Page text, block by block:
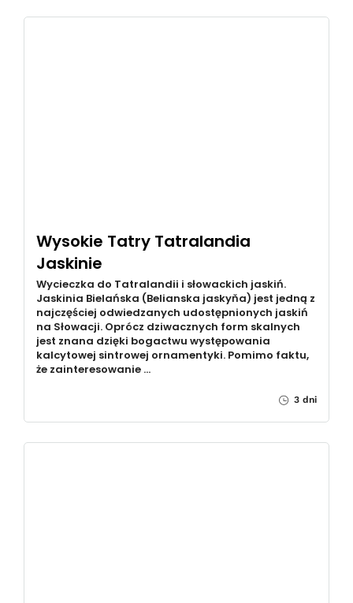
Wysokie Tatry Tatralandia
Jaskinie
Wycieczka do Tatralandii i słowackich jaskiń.
Jaskinia Bielańska (Belianska jaskyňa) jest jedną z
najczęściej odwiedzanych udostępnionych jaskiń
na Słowacji. Oprócz dziwacznych form skalnych
jest znana dzięki bogactwu występowania
kalcytowej sintrowej ornamentyki. Pomimo faktu,
że zainteresowanie …
3 dni